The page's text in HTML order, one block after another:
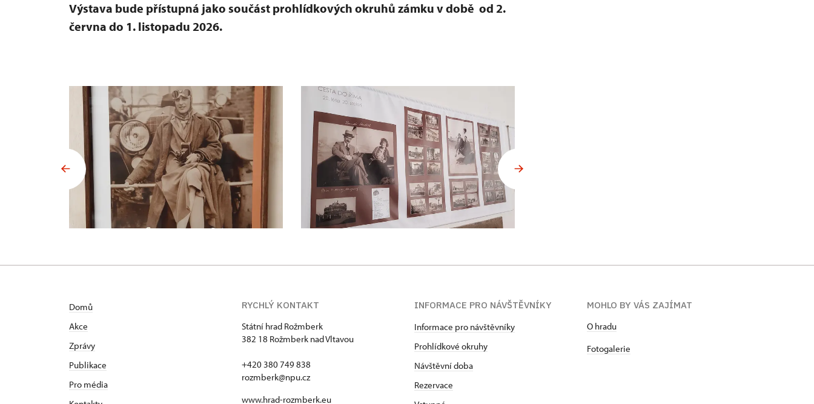
Výstava bude přístupná jako součást prohlídkových okruhů zámku v době od 2.
června do 1. listopadu 2026.
Domů
Akce
Zprávy
Publikace
Pro média
RYCHLÝ KONTAKT
Státní hrad Rožmberk
382 18 Rožmberk nad Vltavou
+420 380 749 838
rozmberk@npu.cz
www.hrad-rozmberk.eu
INFORMACE PRO NÁVŠTĚVNÍKY
Informace pro návštěvníky
Prohlídkové okruhy
Návštěvní doba
Rezervace
MOHLO BY VÁS ZAJÍMAT
O hradu
Fotogalerie